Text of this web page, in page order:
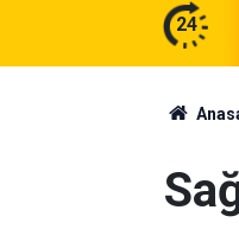
24
karşı denetimler artırıldı